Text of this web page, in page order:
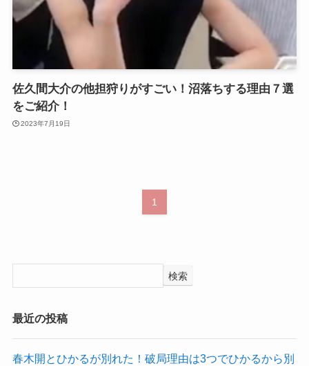
佐久間大介の他担狩りがすごい！沼落ちする理由７選
をご紹介！
2023年7月19日
1
検索
最近の投稿
春木開とひかるが別れた！破局理由は3つでひかるから別